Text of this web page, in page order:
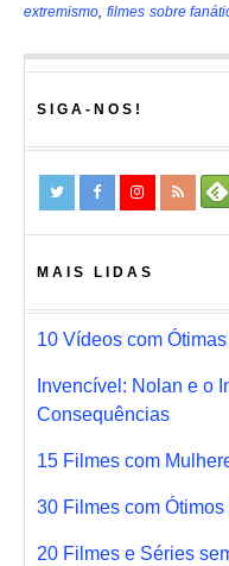
extremismo, filmes sobre
SIGA-NOS!
MAIS LIDAS
10 Vídeos com
Invencível: Nolan e o
Consequências
15 Filmes com
30 Filmes com
20 Filmes e Séries